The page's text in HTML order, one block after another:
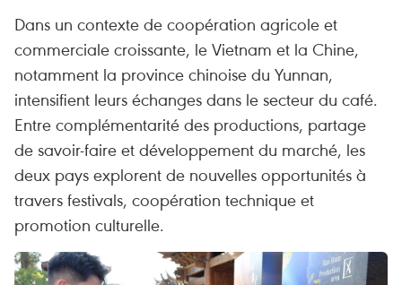
Dans un contexte de coopération agricole et
commerciale croissante, le Vietnam et la Chine,
notamment la province chinoise du Yunnan,
intensifient leurs échanges dans le secteur du café.
Entre complémentarité des productions, partage
de savoir-faire et développement du marché, les
deux pays explorent de nouvelles opportunités à
travers festivals, coopération technique et
promotion culturelle.